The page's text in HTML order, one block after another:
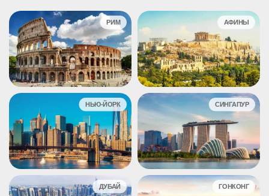
РИМ АФИНЫ
НЬЮ-ЙОРК СИНГАПУР
ДУБАЙ ГОНКОНГ